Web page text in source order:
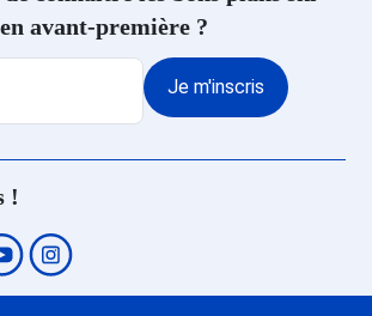
en avant-première ?
Je m'inscris
!